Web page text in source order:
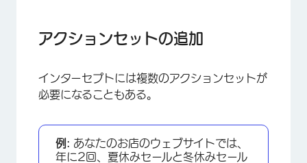
アクションセットの追加
インターセプトには複数のアクションセットが
必要になることもある。
例: あなたのお店のウェブサイトでは、
年に2回、夏休みセールと冬休みセール